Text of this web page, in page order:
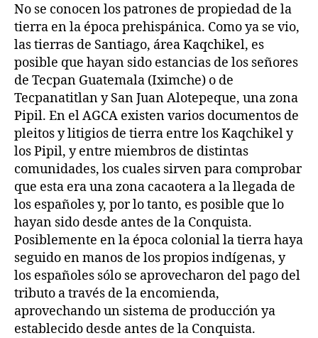
No se conocen los patrones de propiedad de la
tierra en la época prehispánica. Como ya se vio,
las tierras de Santiago, área Kaqchikel, es
posible que hayan sido estancias de los señores
de Tecpan Guatemala (Iximche) o de
Tecpanatitlan y San Juan Alotepeque, una zona
Pipil. En el AGCA existen varios documentos de
pleitos y litigios de tierra entre los Kaqchikel y
los Pipil, y entre miembros de distintas
comunidades, los cuales sirven para comprobar
que esta era una zona cacaotera a la llegada de
los españoles y, por lo tanto, es posible que lo
hayan sido desde antes de la Conquista.
Posiblemente en la época colonial la tierra haya
seguido en manos de los propios indígenas, y
los españoles sólo se aprovecharon del pago del
tributo a través de la encomienda,
aprovechando un sistema de producción ya
establecido desde antes de la Conquista.